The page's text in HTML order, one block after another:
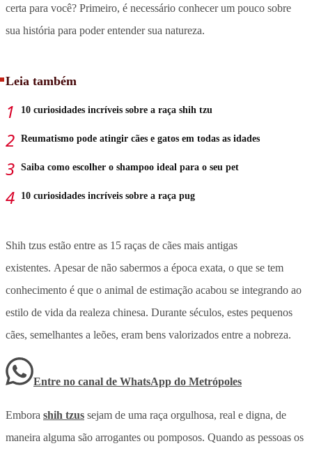
certa para você? Primeiro, é necessário conhecer um pouco sobre
sua história para poder entender sua natureza.
Leia também
10 curiosidades incríveis sobre a raça shih tzu
Reumatismo pode atingir cães e gatos em todas as idades
Saiba como escolher o shampoo ideal para o seu pet
10 curiosidades incríveis sobre a raça pug
Shih tzus estão entre as 15 raças de cães mais antigas
existentes. Apesar de não sabermos a época exata, o que se tem
conhecimento é que o animal de estimação acabou se integrando ao
estilo de vida da realeza chinesa. Durante séculos, estes pequenos
cães, semelhantes a leões, eram bens valorizados entre a nobreza.
Entre no canal de WhatsApp do Metrópoles
Embora shih tzus sejam de uma raça orgulhosa, real e digna, de
maneira alguma são arrogantes ou pomposos. Quando as pessoas os